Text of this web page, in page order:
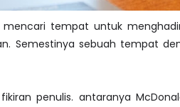
tempat untuk
Semestinya sebuah tempat
penulis. antaranya